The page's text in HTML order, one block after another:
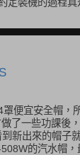
便宜安全帽，
了一些功課後
新出來的帽子
的汽水帽，